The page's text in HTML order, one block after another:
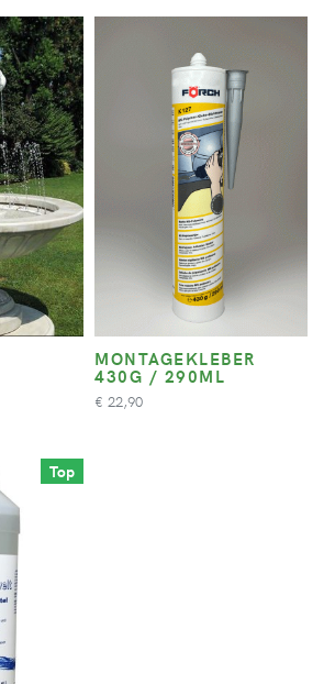
MONTAGEKLEBER
430G / 290ML
€ 22,90
Top